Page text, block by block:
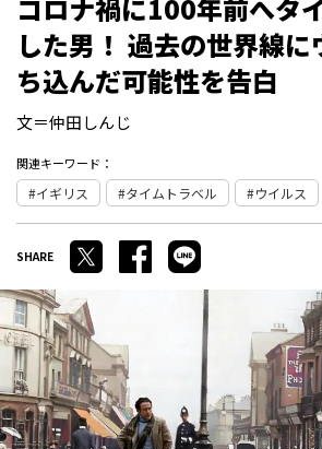
コロナ禍に100年前へタ
した男！ 過去の世界線
ち込んだ可能性を告白
文＝仲田しんじ
関連キーワード：
イギリス タイムトラベル ウイルス